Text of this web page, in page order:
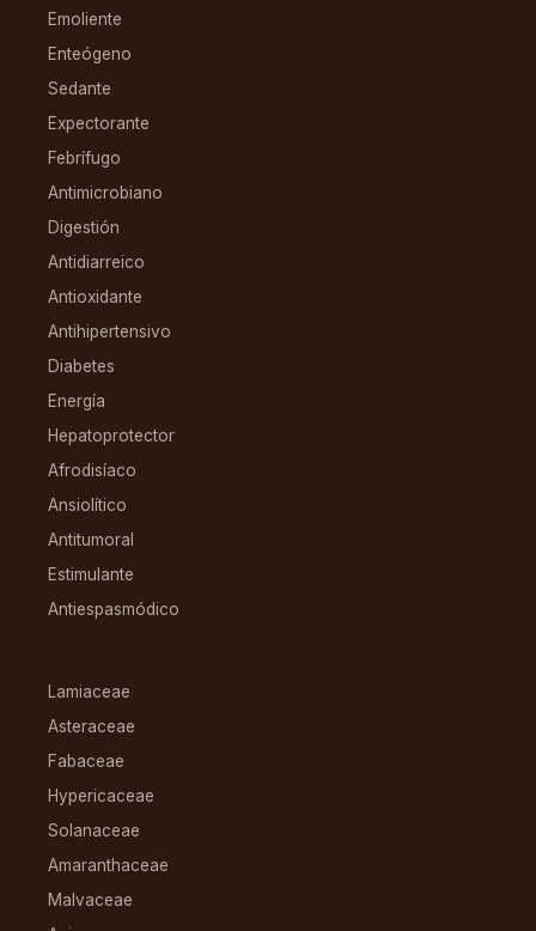
Emoliente
Enteógeno
Sedante
Expectorante
Febrífugo
Antimicrobiano
Digestión
Antidiarreico
Antioxidante
Antihipertensivo
Diabetes
Energía
Hepatoprotector
Afrodisíaco
Ansiolítico
Antitumoral
Estimulante
Antiespasmódico
Lamiaceae
Asteraceae
Fabaceae
Hypericaceae
Solanaceae
Amaranthaceae
Malvaceae